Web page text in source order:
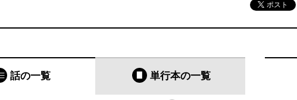
ポスト
話の一覧 単行本の一覧